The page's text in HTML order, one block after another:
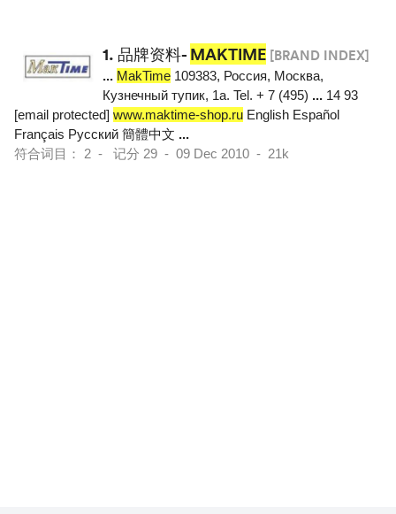
1. 品牌资料- MAKTIME [BRAND INDEX]
... MakTime 109383, Россия, Москва,
Кузнечный тупик, 1а. Tel. + 7 (495) ... 14 93
[email protected] www.maktime-shop.ru English Español
Français Pусский 簡體中文 ...
符合词目： 2 - 记分 29 - 09 Dec 2010 - 21k